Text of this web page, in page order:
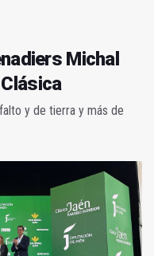
Michal
y de tierra y más de